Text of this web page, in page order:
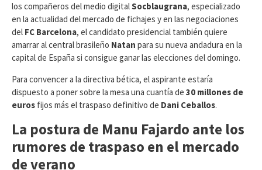
los compañeros del medio digitalSocblaugrana, especializado
en la actualidad del mercado de fichajes y en las negociaciones
del FC Barcelona, el candidato presidencial también quiere
amarrar al central brasileño Natan para su nueva andadura en la
capital de España si consigue ganar las elecciones del domingo.
Para convencer a la directiva bética, el aspirante estaría
dispuesto a poner sobre la mesa una cuantía de 30 millones de
euros fijos más el traspaso definitivo de Dani Ceballos.
La postura de Manu Fajardo ante los
rumores de traspaso en el mercado
de verano